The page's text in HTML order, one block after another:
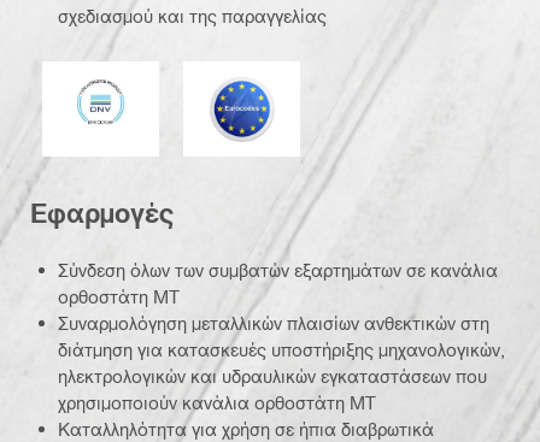
σχεδιασμού και της παραγγελίας
DNV Ευρωκώδικας
Εφαρμογές
Σύνδεση όλων των συμβατών εξαρτημάτων σε κανάλια
ορθοστάτη ΜΤ
Συναρμολόγηση μεταλλικών πλαισίων ανθεκτικών στη
διάτμηση για κατασκευές υποστήριξης μηχανολογικών,
ηλεκτρολογικών και υδραυλικών εγκαταστάσεων που
χρησιμοποιούν κανάλια ορθοστάτη MT
Καταλληλότητα για χρήση σε ήπια διαβρωτικά